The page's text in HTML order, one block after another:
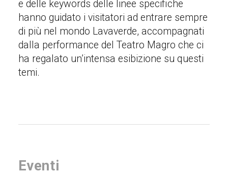
e delle keywords delle linee specifiche
hanno guidato i visitatori ad entrare sempre
di più nel mondo Lavaverde, accompagnati
dalla performance del Teatro Magro che ci
ha regalato un’intensa esibizione su questi
temi.
Eventi